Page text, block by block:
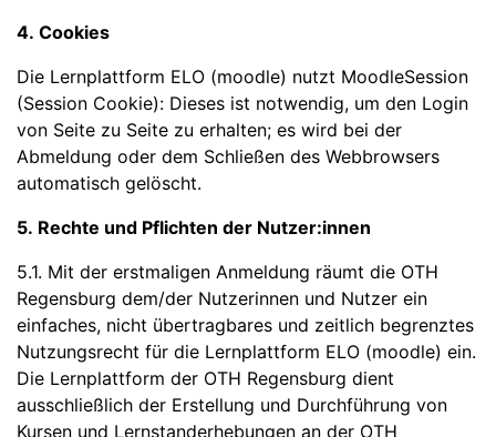
4. Cookies
Die Lernplattform ELO (moodle) nutzt MoodleSession
(Session Cookie): Dieses ist notwendig, um den Login
von Seite zu Seite zu erhalten; es wird bei der
Abmeldung oder dem Schließen des Webbrowsers
automatisch gelöscht.
5. Rechte und Pflichten der Nutzer:innen
5.1. Mit der erstmaligen Anmeldung räumt die OTH
Regensburg dem/der Nutzerinnen und Nutzer ein
einfaches, nicht übertragbares und zeitlich begrenztes
Nutzungsrecht für die Lernplattform ELO (moodle) ein.
Die Lernplattform der OTH Regensburg dient
ausschließlich der Erstellung und Durchführung von
Kursen und Lernstanderhebungen an der OTH